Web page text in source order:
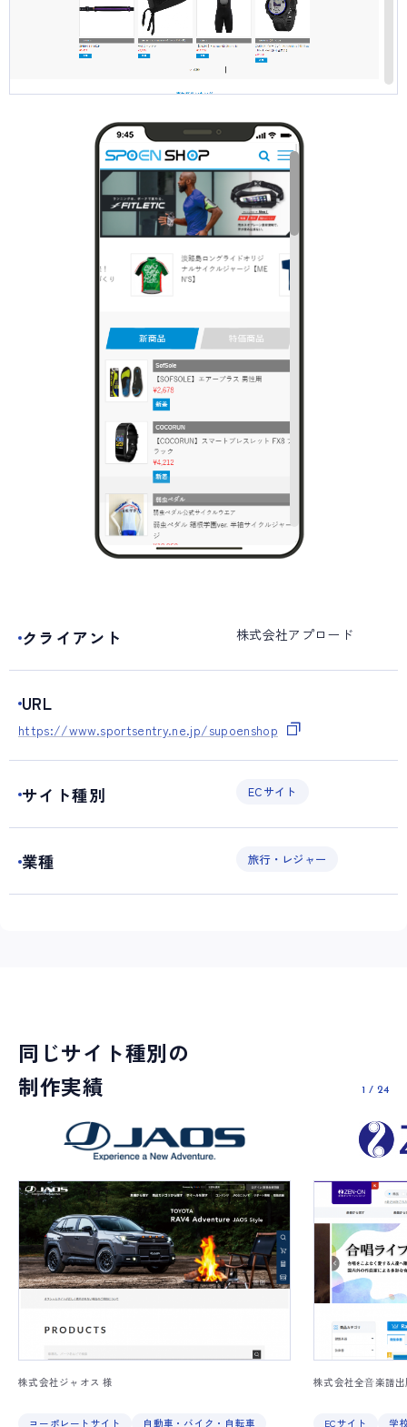
クライアント 株式会社アプロード
URL
https://www.sportsentry.ne.jp/supoenshop
サイト種別 ECサイト
業種 旅行・レジャー
同じサイト種別の
制作実績
1 / 24
株式会社ジャオス 様
コーポレートサイト 自動車・バイク・自転車
株式会社全⾳楽譜
ECサイト 学